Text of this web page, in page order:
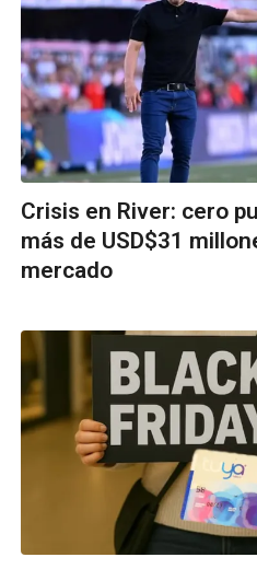
Crisis en River: cero
más de USD$31
mercado